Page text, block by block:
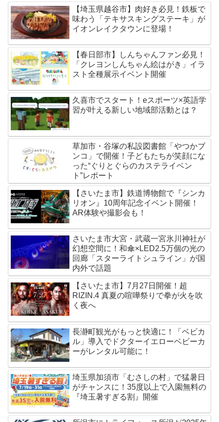
【埼玉県越谷市】肉好き必見！鉄板で
味わう「テキサスキングステーキ」が
イオンレイクタウンに登場！
【春日部市】しんちゃんファン必見！
「クレヨンしんちゃん絵はがき」イラ
スト全種展示イベント開催
久喜市でスタート！eスポーツ×英語学
習が叶える新しい地域部活動とは？
草加市・谷塚の私設図書館「やつかブ
ンコ」で開催！子どもたちが笑顔にな
った“ぐりとぐらのカステライベン
ト”レポート
【さいたま市】鉄道博物館で『シンカ
リオン』10周年記念イベント開催！
AR体験や撮影会も！
さいたま市大宮・武蔵一宮氷川神社が
幻想空間に！和傘×LED2.5万個の光の
回廊「スターライトシュライン」が国
内外で話題
【さいたま市】7月27日開催！超
RIZIN.4 真夏の喧嘩祭りで拳が火を吹
く夜へ
長瀞町観光がもっと快適に！「ベビカ
ル」導入でドクターイエローベビーカ
ーがレンタル可能に！
埼玉県加須市「むさしの村」で猛暑日
がチャンスに！35度以上で入園無料の
『埼玉暑すぎる割』開催